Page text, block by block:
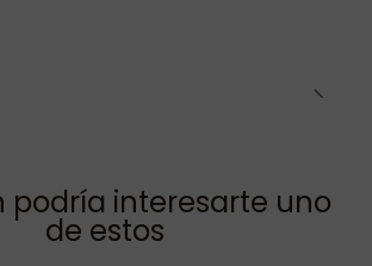
podría interesarte uno
de estos